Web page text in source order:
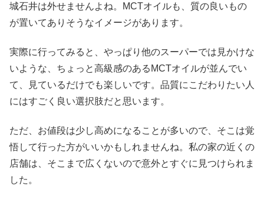
城石井は外せませんよね。MCTオイルも、質の良いもの
が置いてありそうなイメージがあります。
実際に行ってみると、やっぱり他のスーパーでは見かけな
いような、ちょっと高級感のあるMCTオイルが並んでい
て、見ているだけでも楽しいです。品質にこだわりたい人
にはすごく良い選択肢だと思います。
ただ、お値段は少し高めになることが多いので、そこは覚
悟して行った方がいいかもしれませんね。私の家の近くの
店舗は、そこまで広くないので意外とすぐに見つけられま
した。